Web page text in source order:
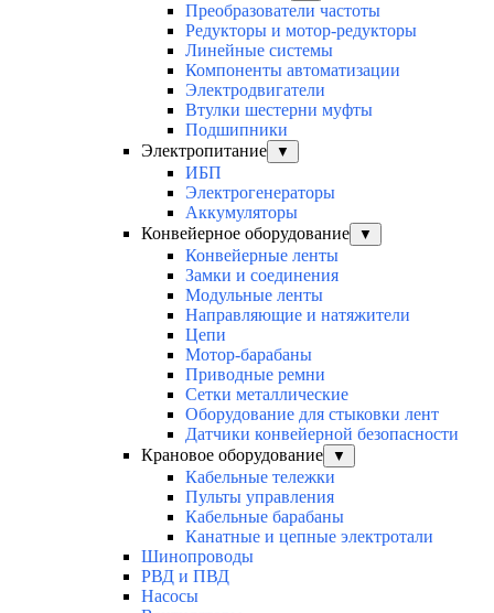
Преобразователи частоты
Редукторы и мотор-редукторы
Линейные системы
Компоненты автоматизации
Электродвигатели
Втулки шестерни муфты
Подшипники
Электропитание
▼
ИБП
Электрогенераторы
Аккумуляторы
Конвейерное оборудование
▼
Конвейерные ленты
Замки и соединения
Модульные ленты
Направляющие и натяжители
Цепи
Мотор-барабаны
Приводные ремни
Сетки металлические
Оборудование для стыковки лент
Датчики конвейерной безопасности
Крановое оборудование
▼
Кабельные тележки
Пульты управления
Кабельные барабаны
Канатные и цепные электротали
Шинопроводы
РВД и ПВД
Насосы